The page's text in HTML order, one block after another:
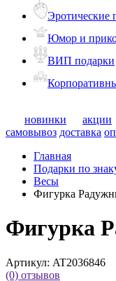
Эротические
Юмор и
ВИП подарки
новинки акции
самовывоз доставка
Главная
Подарки по
Весы
Фигурка
Фигурка
Артикул: AT2036846
(0) отзывов